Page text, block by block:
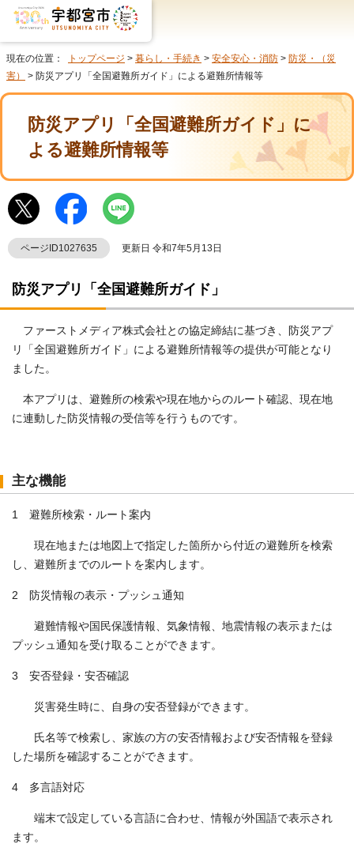
現在の位置： トップページ > 暮らし・手続き > 安全安心・消防 > 防災・（災
害）
> 防災アプリ「全国避難所ガイド」による避難所情報等
防災アプリ「全国避難所ガイド」に
よる避難所情報等
ページID1027635 更新日 令和7年5月13日
防災アプリ「全国避難所ガイド」
ファーストメディア株式会社との協定締結に基づき、防災アプ
リ「全国避難所ガイド」による避難所情報等の提供が可能となり
ました。
本アプリは、避難所の検索や現在地からのルート確認、現在地
に連動した防災情報の受信等を行うものです。
主な機能
1 避難所検索・ルート案内
現在地または地図上で指定した箇所から付近の避難所を検索
し、避難所までのルートを案内します。
2 防災情報の表示・プッシュ通知
避難情報や国民保護情報、気象情報、地震情報の表示または
プッシュ通知を受け取ることができます。
3 安否登録・安否確認
災害発生時に、自身の安否登録ができます。
氏名等で検索し、家族の方の安否情報および安否情報を登録
した場所を確認することができます。
4 多言語対応
端末で設定している言語に合わせ、情報が外国語で表示され
ます。